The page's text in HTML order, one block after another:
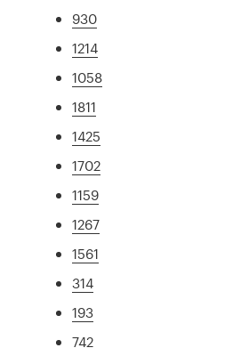
930
1214
1058
1811
1425
1702
1159
1267
1561
314
193
742